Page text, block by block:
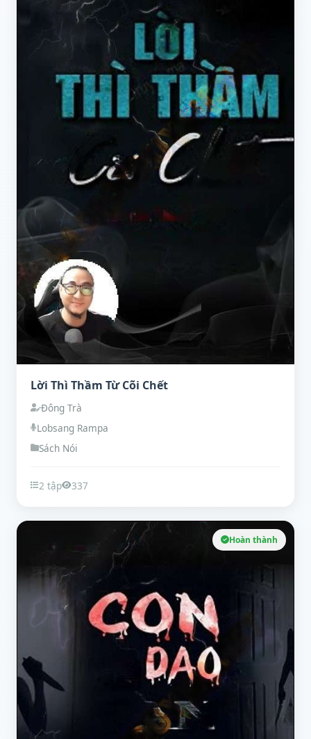
Lời Thì Thầm Từ Cõi Chết
Đông Trà
Lobsang Rampa
Sách Nói
2 tập 337
Hoàn thành